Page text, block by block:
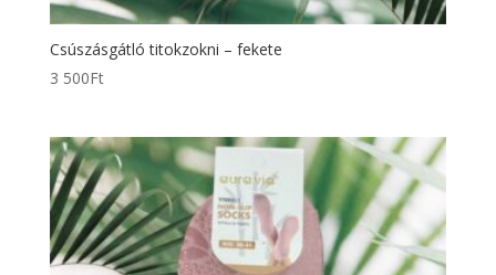
Csúszásgátló titokzokni – fekete
3 500Ft